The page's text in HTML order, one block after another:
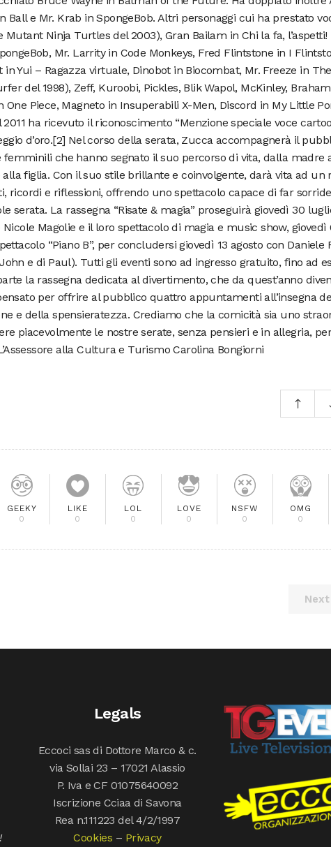
Ball e Mr. Krab in SpongeBob. Altri personaggi cui ha prestato
Mutant Ninja Turtles del 2003), Gran Bailam in Chi la fa, l’aspetti!
Mr. Larrity in Code Monkeys, Fred Flintstone in I
Yui – Ragazza virtuale, Dinobot in Biocombat, Mr. Freeze in
del 1998), Zeff, Kuroobi, Pickles, Blik Wapol, McKinley,
One Piece, Magneto in Insuperabili X-Men, Discord in My Little
2011 ha ricevuto il riconoscimento “Menzione speciale voce
d’oro.[2] Nel corso della serata, Zucca accompagnerà il
femminili che hanno segnato il suo percorso di vita, dalla madre
figlia. Con il suo stile brillante e coinvolgente, darà vita ad un
ricordi e riflessioni, offrendo uno spettacolo capace di far
serata. La rassegna “Risate & magia” proseguirà giovedì 30
Nicole Magolie e il loro spettacolo di magia e music show, giovedì
“Piano B”, per concludersi giovedì 13 agosto con Daniele
e di Paul). Tutti gli eventi sono ad ingresso gratuito, fino ad
la rassegna dedicata al divertimento, che da quest’anno
per offrire al pubblico quattro appuntamenti all’insegna
e della spensieratezza. Crediamo che la comicità sia uno
piacevolmente le nostre serate, senza pensieri e in allegria,
alla Cultura e Turismo Carolina Bongiorni
GEEKY
0
LIKE
0
LOL
0
LOVE
0
NSFW
0
OMG
0
Legals
Eccoci sas di Dottore Marco & c.
via Sollai 23 – 17021 Alassio
P. Iva e CF 01075640092
Iscrizione Cciaa di Savona
Rea n.111223 del 4/2/1997
Cookies – Privacy